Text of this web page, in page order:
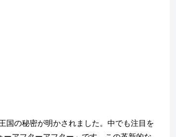
国の秘密が明かされました。中でも注目を